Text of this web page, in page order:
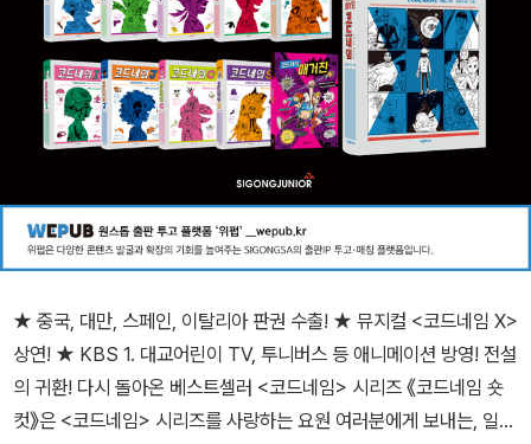
★ 중국, 대만, 스페인, 이탈리아 판권 수출! ★ 뮤지컬 <코드네임 X>
상연! ★ KBS 1. 대교어린이 TV, 투니버스 등 애니메이션 방영! 전설
의 귀환! 다시 돌아온 베스트셀러 <코드네임> 시리즈 《코드네임 숏
컷》은 <코드네임> 시리즈를 사랑하는 요원 여러분에게 보내는, 일종